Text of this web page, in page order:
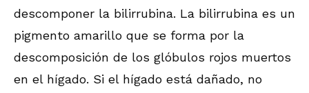
descomponer la bilirrubina. La bilirrubina es un
pigmento amarillo que se forma por la
descomposición de los glóbulos rojos muertos
en el hígado. Si el hígado está dañado, no